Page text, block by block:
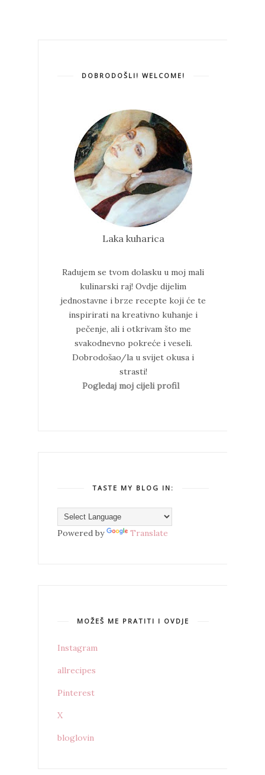
DOBRODOŠLI! WELCOME!
Laka kuharica
Radujem se tvom dolasku u moj mali
kulinarski raj! Ovdje dijelim
jednostavne i brze recepte koji će te
inspirirati na kreativno kuhanje i
pečenje, ali i otkrivam što me
svakodnevno pokreće i veseli.
Dobrodošao/la u svijet okusa i
strasti!
Pogledaj moj cijeli profil
TASTE MY BLOG IN:
Powered by Translate
MOŽEŠ ME PRATITI I OVDJE
Instagram
allrecipes
Pinterest
X
bloglovin